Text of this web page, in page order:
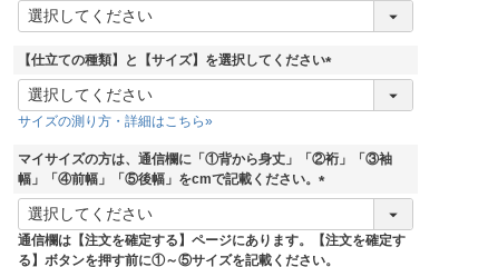
(
)
【仕立ての種類】と【サイズ】を選択してください
(
サイズの測り方・詳細はこちら»
マイサイズの方は、通信欄に「①背から身丈」「②裄」「③袖
幅」「④前幅」「⑤後幅」をcmで記載ください。
(
須
)
通信欄は【注文を確定する】ページにあります。【注文を確定す
る】ボタンを押す前に①～⑤サイズを記載ください。